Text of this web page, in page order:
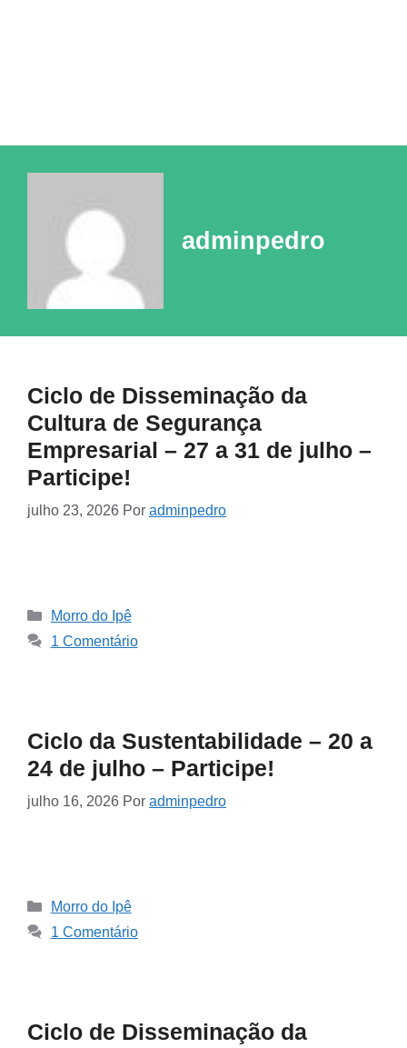
adminpedro
Ciclo de Disseminação da
Cultura de Segurança
Empresarial – 27 a 31 de julho –
Participe!
julho 23, 2026 Por adminpedro
Morro do Ipê
1 Comentário
Ciclo da Sustentabilidade – 20 a
24 de julho – Participe!
julho 16, 2026 Por adminpedro
Morro do Ipê
1 Comentário
Ciclo de Disseminação da